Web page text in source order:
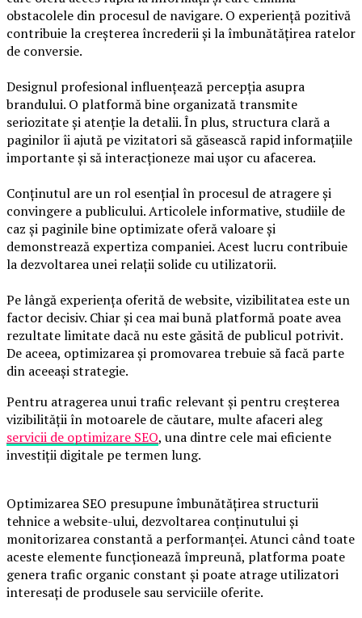
obstacolele din procesul de navigare. O experiență pozitivă
contribuie la creșterea încrederii și la îmbunătățirea ratelor
de conversie.
Designul profesional influențează percepția asupra
brandului. O platformă bine organizată transmite
seriozitate și atenție la detalii. În plus, structura clară a
paginilor îi ajută pe vizitatori să găsească rapid informațiile
importante și să interacționeze mai ușor cu afacerea.
Conținutul are un rol esențial în procesul de atragere și
convingere a publicului. Articolele informative, studiile de
caz și paginile bine optimizate oferă valoare și
demonstrează expertiza companiei. Acest lucru contribuie
la dezvoltarea unei relații solide cu utilizatorii.
Pe lângă experiența oferită de website, vizibilitatea este un
factor decisiv. Chiar și cea mai bună platformă poate avea
rezultate limitate dacă nu este găsită de publicul potrivit.
De aceea, optimizarea și promovarea trebuie să facă parte
din aceeași strategie.
Pentru atragerea unui trafic relevant și pentru creșterea
vizibilității în motoarele de căutare, multe afaceri aleg
servicii de optimizare SEO, una dintre cele mai eficiente
investiții digitale pe termen lung.
Optimizarea SEO presupune îmbunătățirea structurii
tehnice a website-ului, dezvoltarea conținutului și
monitorizarea constantă a performanței. Atunci când toate
aceste elemente funcționează împreună, platforma poate
genera trafic organic constant și poate atrage utilizatori
interesați de produsele sau serviciile oferite.